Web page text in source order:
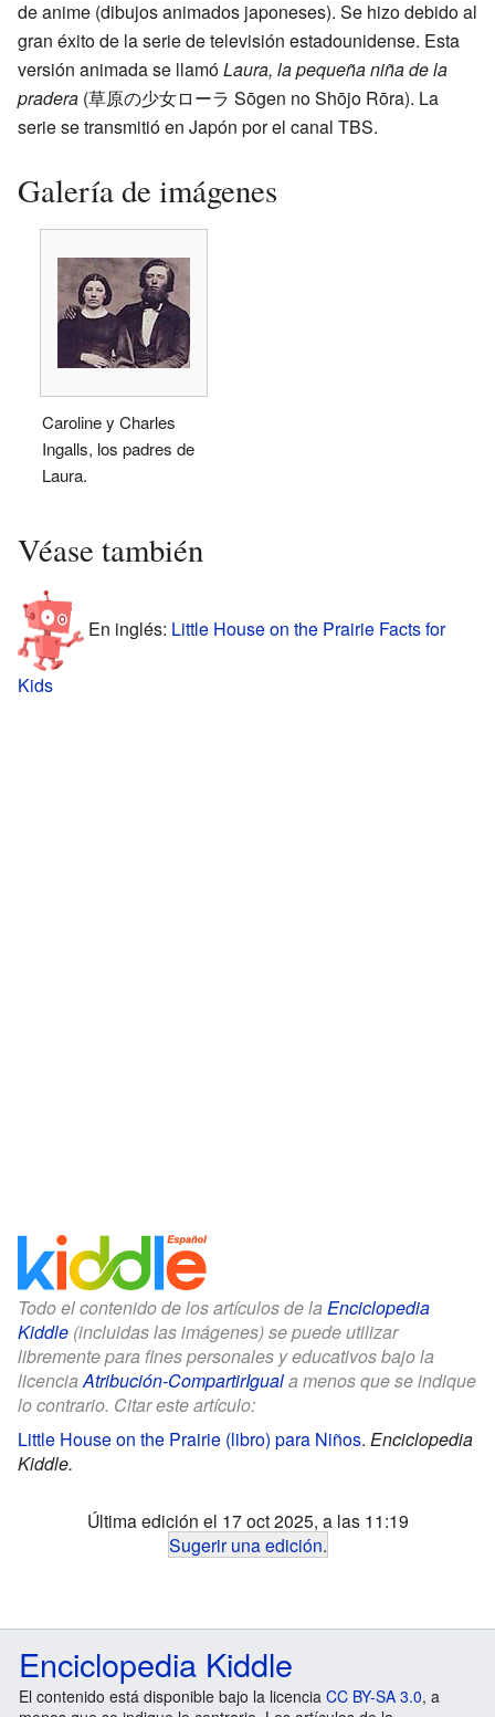
de anime (dibujos animados japoneses). Se hizo debido al
gran éxito de la serie de televisión estadounidense. Esta
versión animada se llamóLaura, la pequeña niña de la
pradera (草原の少女ローラ Sōgen no Shōjo Rōra). La
serie se transmitió en Japón por el canal TBS.
Galería de imágenes
Caroline y Charles
Ingalls, los padres de
Laura.
Véase también
En inglés: Little House on the Prairie Facts for
Kids
Todo el contenido de los artículos de la Enciclopedia
Kiddle (incluidas las imágenes) se puede utilizar
libremente para fines personales y educativos bajo la
licencia Atribución-CompartirIguala menos que se indique
lo contrario. Citar este artículo:
Little House on the Prairie (libro) para Niños. Enciclopedia
Kiddle.
Última edición el 17 oct 2025, a las 11:19
Sugerir una edición.
Enciclopedia Kiddle
El contenido está disponible bajo la licencia CC BY-SA 3.0, a